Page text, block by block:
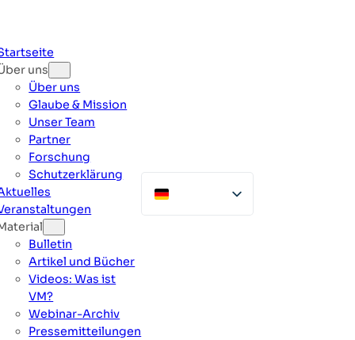
springen
uns
Über uns
Glaube & Mission
Unser Team
Partner
Forschung
Schutzerklärung
Bulletin
Artikel und Bücher
Videos: Was ist
VM?
Webinar-Archiv
Pressemitteilungen